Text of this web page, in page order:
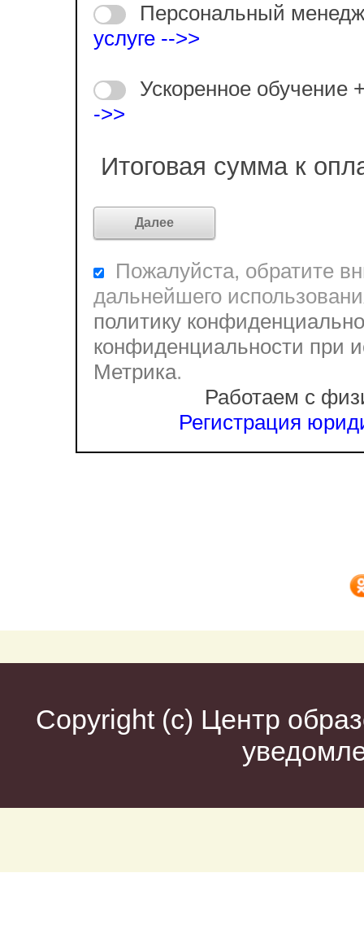
Персональный
услуге -->>
Ускоренное обучение
->>
Итоговая сумма к
Пожалуйста, обратите
дальнейшего
политику
конфиденциальности при
Метрика.
Работаем с
Регистрация
Copyright (c) Центр